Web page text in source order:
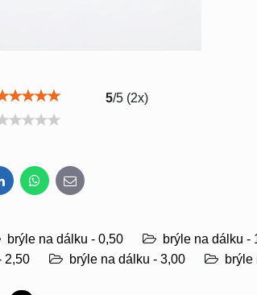
5/5 (2x)
WhatsApp
E-
mail
brýle na dálku - 0,50 brýle na dálku -
2,50 brýle na dálku - 3,00 brýle